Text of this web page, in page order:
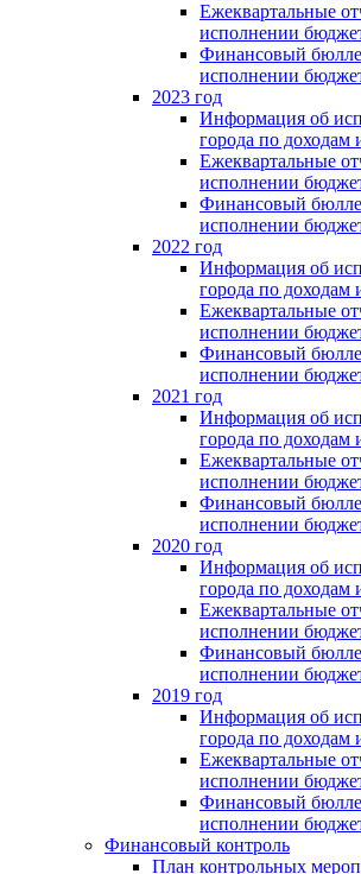
Ежеквартальные
исполнении
Финансовый
исполнении
2023 год
Информация об
города по доходам
Ежеквартальные
исполнении
Финансовый
исполнении
2022 год
Информация об
города по доходам
Ежеквартальные
исполнении
Финансовый
исполнении
2021 год
Информация об
города по доходам
Ежеквартальные
исполнении
Финансовый
исполнении
2020 год
Информация об
города по доходам
Ежеквартальные
исполнении
Финансовый
исполнении
2019 год
Информация об
города по доходам
Ежеквартальные
исполнении
Финансовый
исполнении
Финансовый контроль
План контрольных